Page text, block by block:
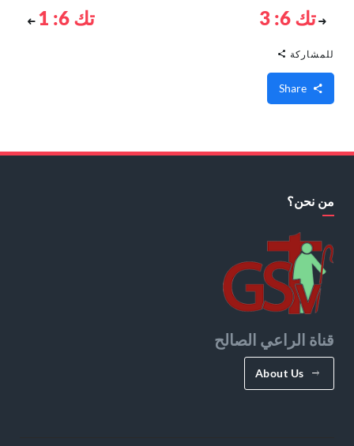
تك 6: 3 تك 6: 1
للمشاركة
من نحن؟
قناة الراعي الصالح
About Us